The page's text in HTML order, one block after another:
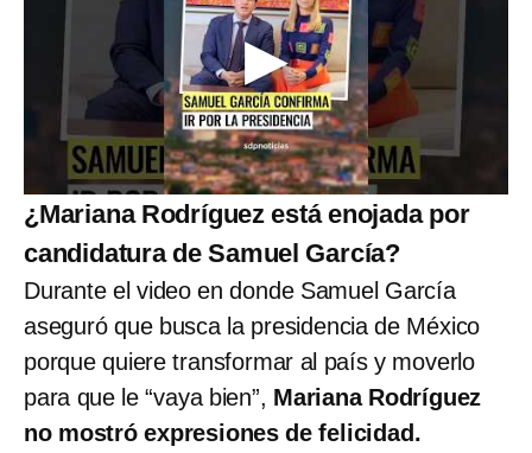
¿Mariana Rodríguez está enojada por
candidatura de Samuel García?
Durante el video en donde Samuel García
aseguró que busca la presidencia de México
porque quiere transformar al país y moverlo
para que le “vaya bien”, Mariana Rodríguez
no mostró expresiones de felicidad.